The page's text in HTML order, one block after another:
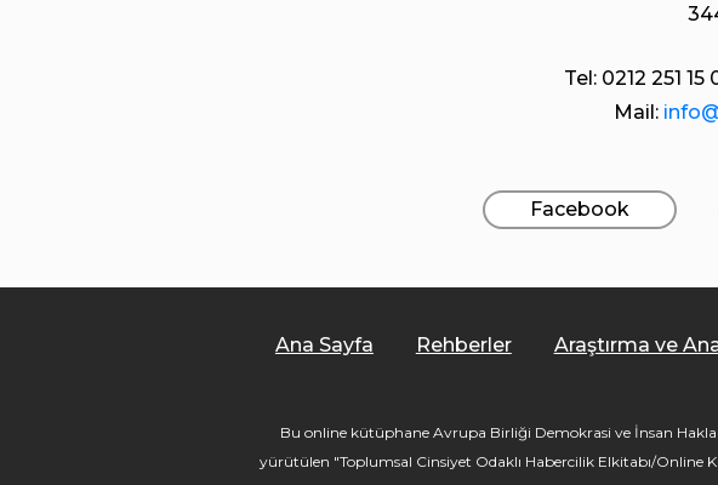
Tel: 0212 251 15
Mail:
Facebook
Ana Sayfa Rehberler Araştırma ve
Bu online kütüphane Avrupa Birliği Demokrasi ve İnsan
yürütülen "Toplumsal Cinsiyet Odaklı Habercilik Elkitabı/Online